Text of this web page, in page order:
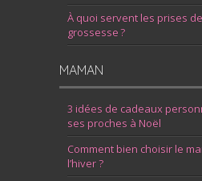
À quoi servent les prises
grossesse ?
MAMAN
3 idées de cadeaux
ses proches à Noël
Comment bien choisir le
l’hiver ?